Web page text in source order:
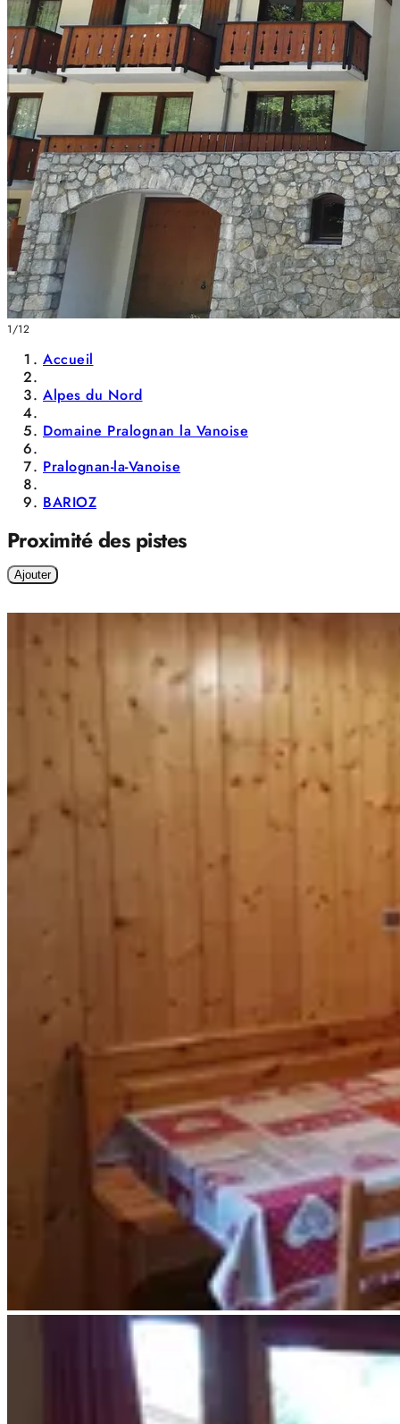
1/12
Accueil
Alpes du Nord
Domaine Pralognan la Vanoise
Pralognan-la-Vanoise
BARIOZ
Proximité des pistes
Ajouter